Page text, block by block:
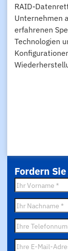
RAID-
Unternehmen
erfahrenen
Technologien
Fordern
Vorname*
Nachname*
Telefon*
E-